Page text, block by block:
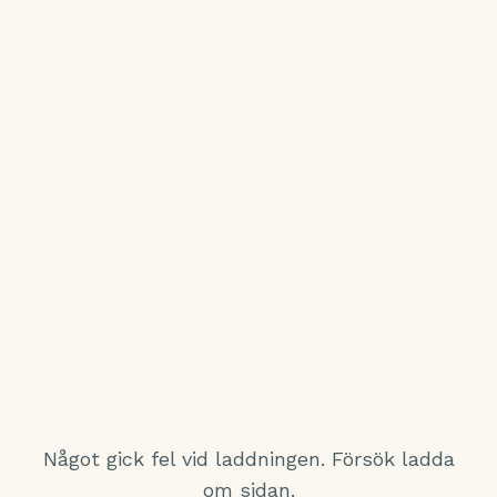
Något gick fel vid laddningen. Försök ladda
om sidan.